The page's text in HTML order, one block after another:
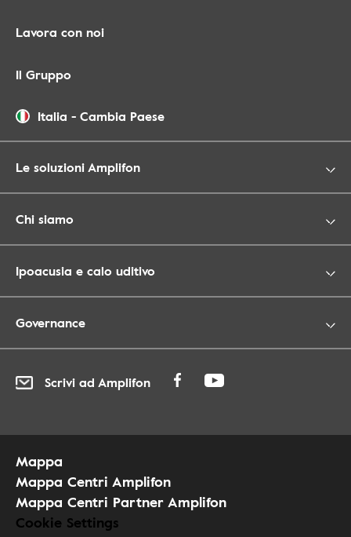
Lavora con noi
Il Gruppo
Italia - Cambia Paese
Le soluzioni Amplifon
Chi siamo
Ipoacusia e calo uditivo
Governance
Scrivi ad Amplifon
Mappa
Mappa Centri Amplifon
Mappa Centri Partner Amplifon
Cookie Settings